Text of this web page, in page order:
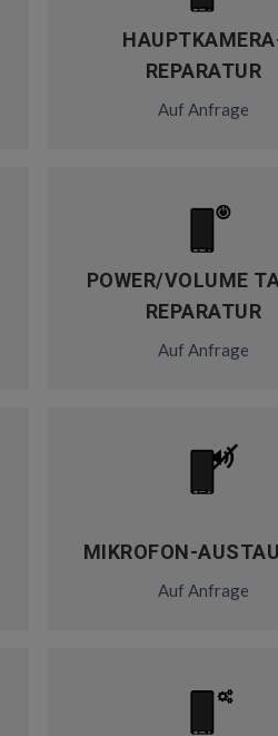
REPARATUR
Auf Anfrage
POWER/VOLUME
REPARATUR
Auf Anfrage
MIKROFON-
Auf Anfrage